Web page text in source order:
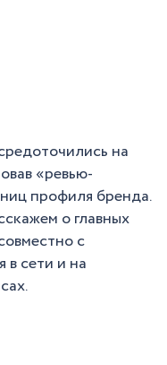
на
«ревью-
профиля бренда.
о главных
с
в сети и на